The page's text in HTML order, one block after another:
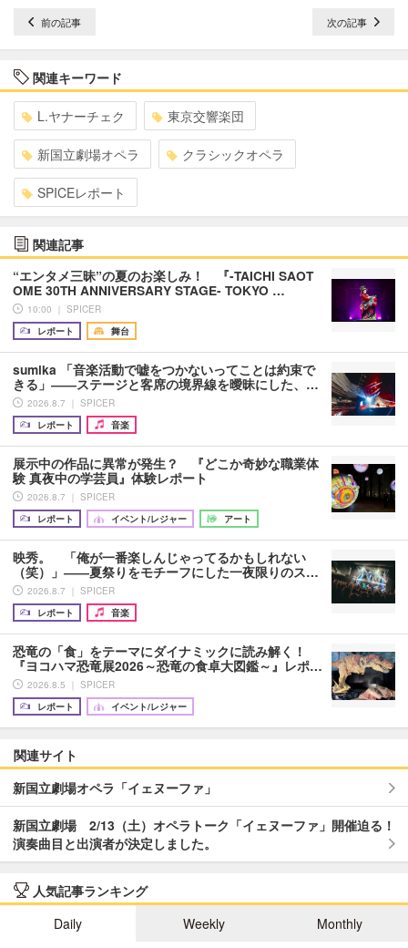
前の記事 次の記事
関連キーワード
L.ヤナーチェク 東京交響楽団
新国立劇場オペラ クラシックオペラ
SPICEレポート
関連記事
“エンタメ三昧”の夏のお楽しみ！ 『-TAICHI SAOT
OME 30TH ANNIVERSARY STAGE- TOKYO …
10:00 ｜ SPICER
レポート
舞台
sumika 「音楽活動で嘘をつかないってことは約束で
きる」――ステージと客席の境界線を曖昧にした、…
2026.8.7 ｜ SPICER
レポート
音楽
展示中の作品に異常が発生？ 『どこか奇妙な職業体
験 真夜中の学芸員』体験レポート
2026.8.7 ｜ SPICER
レポート
イベント/レジャー アート
映秀。 「俺が一番楽しんじゃってるかもしれない
（笑）」――夏祭りをモチーフにした一夜限りのス…
2026.8.7 ｜ SPICER
レポート
音楽
恐竜の「食」をテーマにダイナミックに読み解く！
『ヨコハマ恐竜展2026～恐竜の食卓大図鑑～』レポ…
2026.8.5 ｜ SPICER
レポート
イベント/レジャー
関連サイト
新国立劇場オペラ「イェヌーファ」
新国立劇場 2/13（土）オペラトーク「イェヌーファ」開催迫る！
演奏曲目と出演者が決定しました。
人気記事ランキング
Daily
Weekly Monthly